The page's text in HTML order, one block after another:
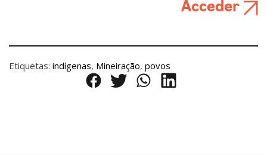
Acceder
Etiquetas: indígenas, Mineiração, povos